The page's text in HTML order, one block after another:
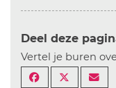
Deel deze
Vertel je buren